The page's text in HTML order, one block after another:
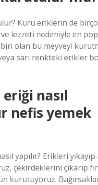
Kuru eriklerin de
ve lezzeti nedeniyle en
biri olan bu meyveyi
sarı renkteki erikler
nasıl
nefis yemek
yapılır? Erikleri yıkayıp
çekirdeklerini çıkarıp
kurutuyoruz.